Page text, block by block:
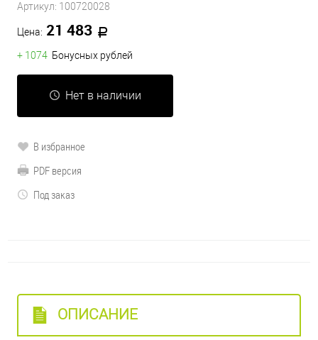
Артикул: 100720028
Цена: 21 483
+ 1074 Бонусных рублей
Нет в наличии
В избранное
PDF версия
Под заказ
ОПИСАНИЕ